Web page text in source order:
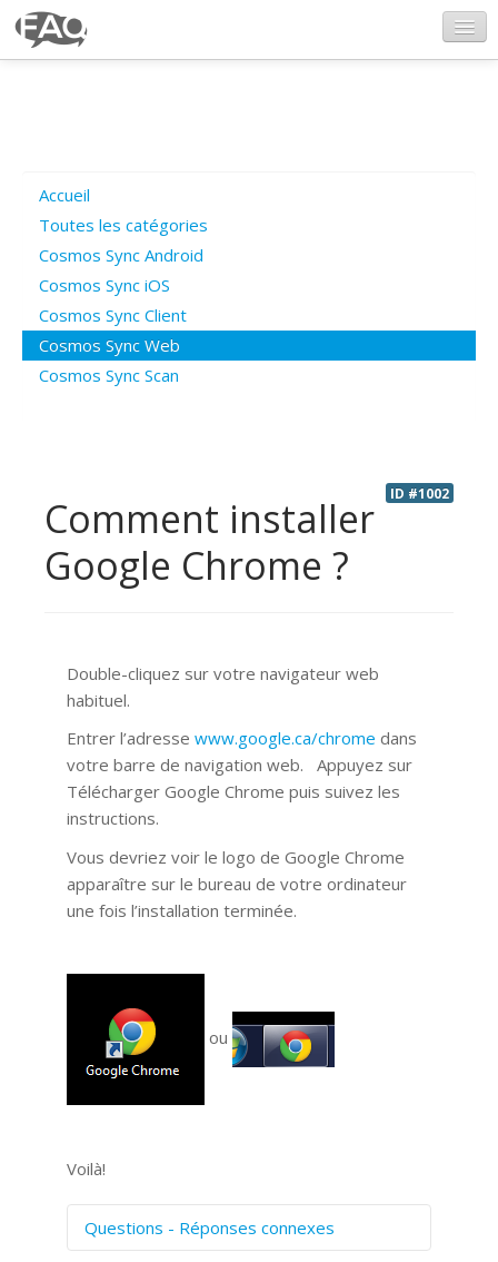
Poser une question
Questions ouvertes
Connexion
Accueil
Toutes les catégories
Cosmos Sync Android
Cosmos Sync iOS
Cosmos Sync Client
Cosmos Sync Web
Cosmos Sync Scan
ID #1002
Comment installer
Google Chrome ?
Double-cliquez sur votre navigateur web
habituel.
Entrer l’adresse www.google.ca/chrome dans
votre barre de navigation web. Appuyez sur
Télécharger Google Chrome puis suivez les
instructions.
Vous devriez voir le logo de Google Chrome
apparaître sur le bureau de votre ordinateur
une fois l’installation terminée.
ou
Voilà!
Questions - Réponses connexes